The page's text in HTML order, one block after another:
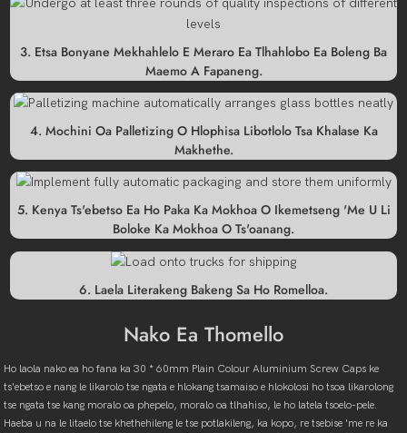
3. Etsa Bonyane Mekhahlelo E Meraro Ea Tlhahlobo Ea Boleng Ba
Maemo A Fapaneng.
4. Mochini Oa Palletizing O Hlophisa Libotlolo Tsa Khalase Ka
Makhethe.
5. Kenya Ts'ebetso Ea Ho Paka Ka Mokhoa O Ikemetseng 'me U Li
Boloke Ka Mokhoa O Ts'oanang.
6. Laela Literakeng Bakeng Sa Ho Romelloa.
Nako Ea Thomello
Ho laola nako ea ho fana ka 30 * 60mm Plain Colour Aluminium Screw Caps ke
ts'ebetso e nang le likarolo tse ngata e hlokang tsamaiso e hlokolosi ho tsoa likarolong
tse ngata tse kang moralo oa phepelo, moralo oa tlhahiso, le ho latela tsoelo-pele.
Haeba u na le litaelo tse khethehileng le tse potlakileng, ka kopo, re tsebise 'me re ka